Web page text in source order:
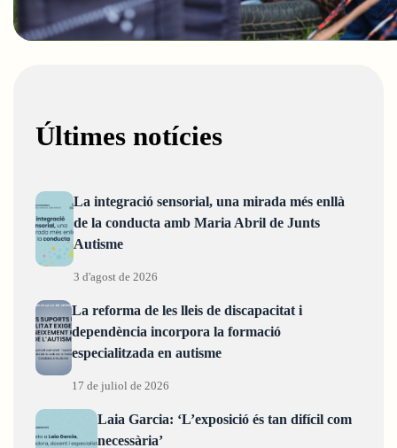
Últimes notícies
La integració sensorial, una mirada més enllà
de la conducta amb Maria Abril de Junts
Autisme
3 d'agost de 2026
La reforma de les lleis de discapacitat i
dependència incorpora la formació
especialitzada en autisme
17 de juliol de 2026
Laia Garcia: ‘L’exposició és tan difícil com
necessària’